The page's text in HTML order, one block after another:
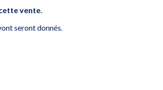
vente.
seront donnés.